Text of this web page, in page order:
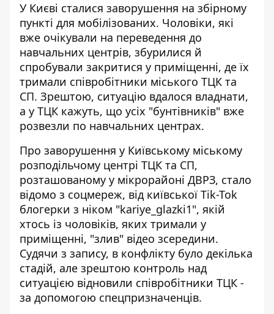
У Києві сталися заворушення на збірному
пункті для мобілізованих. Чоловіки, які
вже очікували на переведення до
навчальних центрів, збурилися й
спробували закритися у приміщенні, де їх
тримали співробітники міського ТЦК та
СП. Зрештою, ситуацію вдалося владнати,
а у ТЦК кажуть, що усіх "бунтівників" вже
розвезли по навчальних центрах.
Про заворушення у Київському міському
розподільчому центрі ТЦК та СП,
розташованому у мікрорайоні ДВРЗ, стало
відомо з соцмереж, від київської Tik-Tok
блогерки з ніком "kariye_glazki1", якій
хтось із чоловіків, яких тримали у
приміщенні, "злив" відео зсередини.
Судячи з запису, в конфлікту було декілька
стадій, але зрештою контроль над
ситуацією відновили співробітники ТЦК -
за допомогою спецпризначенців.